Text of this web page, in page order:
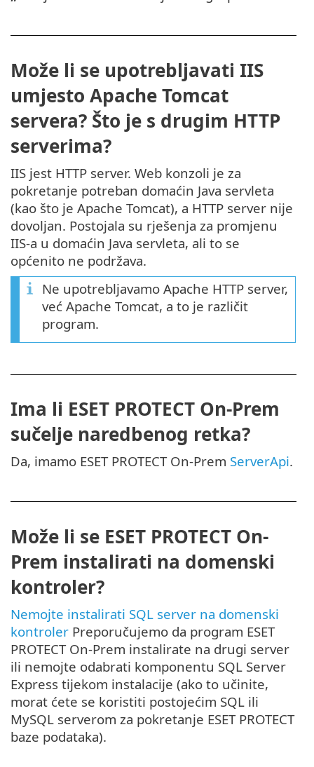
Može li se upotrebljavati IIS
umjesto Apache Tomcat
servera? Što je s drugim HTTP
serverima?
IIS jest HTTP server. Web konzoli je za
pokretanje potreban domaćin Java servleta
(kao što je Apache Tomcat), a HTTP server nije
dovoljan. Postojala su rješenja za promjenu
IIS-a u domaćin Java servleta, ali to se
općenito ne podržava.
Ne upotrebljavamo Apache HTTP server,
već Apache Tomcat, a to je različit
program.
Ima li ESET PROTECT On-Prem
sučelje naredbenog retka?
Da, imamo ESET PROTECT On-Prem ServerApi.
Može li se ESET PROTECT On-
Prem instalirati na domenski
kontroler?
Nemojte instalirati SQL server na domenski
kontroler Preporučujemo da program ESET
PROTECT On-Prem instalirate na drugi server
ili nemojte odabrati komponentu SQL Server
Express tijekom instalacije (ako to učinite,
morat ćete se koristiti postojećim SQL ili
MySQL serverom za pokretanje ESET PROTECT
baze podataka).